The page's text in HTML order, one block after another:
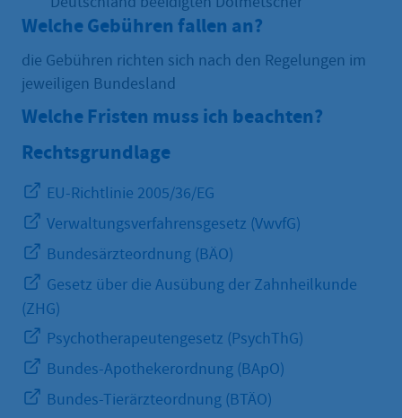
Welche Gebühren fallen an?
die Gebühren richten sich nach den Regelungen im
jeweiligen Bundesland
Welche Fristen muss ich beachten?
Rechtsgrundlage
EU-Richtlinie 2005/36/EG
Verwaltungsverfahrensgesetz (VwvfG)
Bundesärzteordnung (BÄO)
Gesetz über die Ausübung der Zahnheilkunde
(ZHG)
Psychotherapeutengesetz (PsychThG)
Bundes-Apothekerordnung (BApO)
Bundes-Tierärzteordnung (BTÄO)